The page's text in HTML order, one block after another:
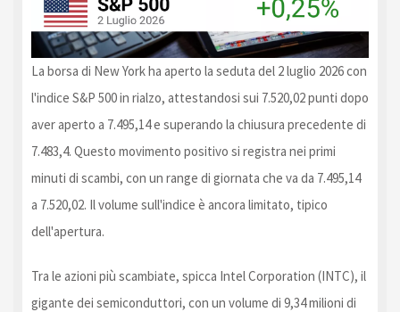
La borsa di New York ha aperto la seduta del 2 luglio 2026 con
l'indice S&P 500 in rialzo, attestandosi sui 7.520,02 punti dopo
aver aperto a 7.495,14 e superando la chiusura precedente di
7.483,4. Questo movimento positivo si registra nei primi
minuti di scambi, con un range di giornata che va da 7.495,14
a 7.520,02. Il volume sull'indice è ancora limitato, tipico
dell'apertura.
Tra le azioni più scambiate, spicca Intel Corporation (INTC), il
gigante dei semiconduttori, con un volume di 9,34 milioni di